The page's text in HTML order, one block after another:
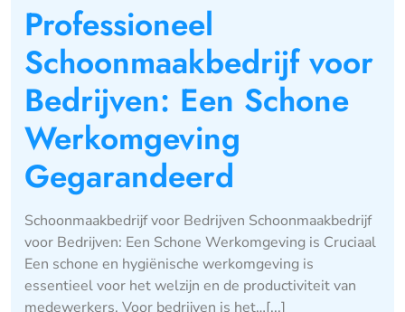
Professioneel
Schoonmaakbedrijf voor
Bedrijven: Een Schone
Werkomgeving
Gegarandeerd
Schoonmaakbedrijf voor Bedrijven Schoonmaakbedrijf
voor Bedrijven: Een Schone Werkomgeving is Cruciaal
Een schone en hygiënische werkomgeving is
essentieel voor het welzijn en de productiviteit van
medewerkers. Voor bedrijven is het…[...]